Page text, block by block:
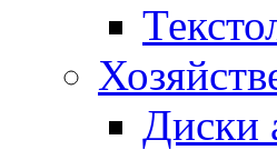
Диски